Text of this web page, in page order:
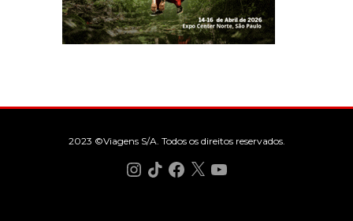
2023 ©Viagens S/A. Todos os direitos reservados.
Instagram
TikTokFacebook
X YouTube